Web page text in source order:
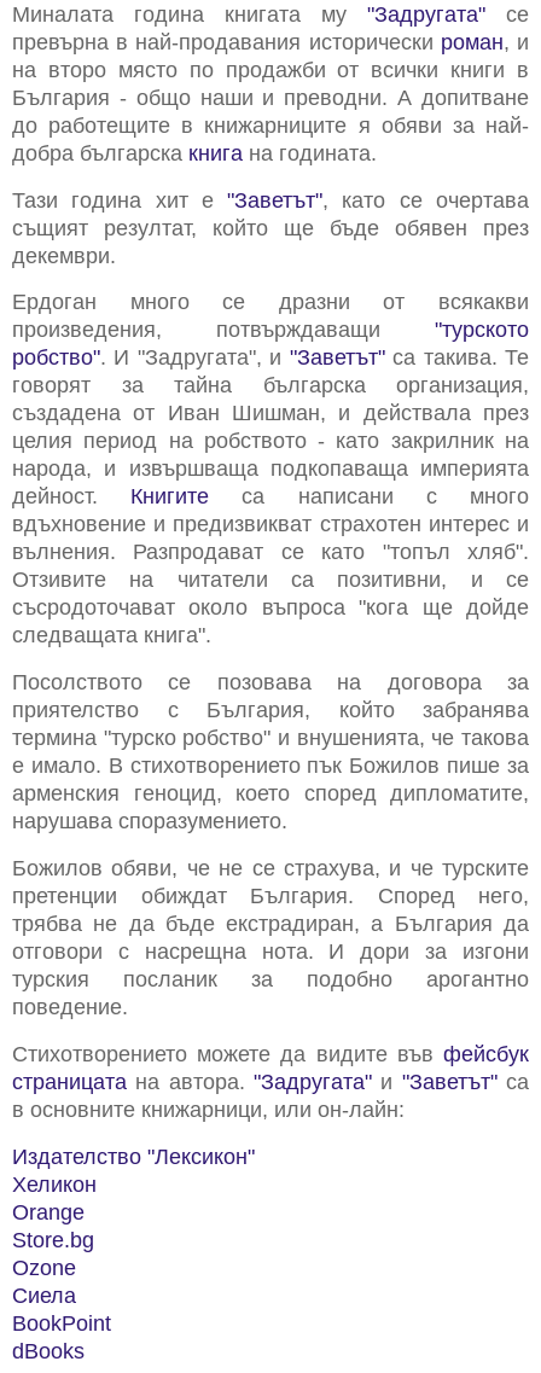
Миналата година книгата му "Задругата" се
превърна в най-продавания исторически роман, и
на второ място по продажби от всички книги в
България - общо наши и преводни. А допитване
до работещите в книжарниците я обяви за най-
добра българска книга на годината.
Тази година хит е"Заветът", като се очертава
същият резултат, който ще бъде обявен през
декември.
Ердоган много се дразни от всякакви
произведения, потвърждаващи "турското
робство". И "Задругата", и "Заветът"са такива. Те
говорят за тайна българска организация,
създадена от Иван Шишман, и действала през
целия период на робството - като закрилник на
народа, и извършваща подкопаваща империята
дейност. Книгите са написани с много
вдъхновение и предизвикват страхотен интерес и
вълнения. Разпродават се като "топъл хляб".
Отзивите на читатели са позитивни, и се
съсродоточават около въпроса "кога ще дойде
следващата книга".
Посолството се позовава на договора за
приятелство с България, който забранява
термина "турско робство" и внушенията, че такова
е имало. В стихотворението пък Божилов пише за
арменския геноцид, което според дипломатите,
нарушава споразумението.
Божилов обяви, че не се страхува, и че турските
претенции обиждат България. Според него,
трябва не да бъде екстрадиран, а България да
отговори с насрещна нота. И дори за изгони
турския посланик за подобно арогантно
поведение.
Стихотворението можете да видите във фейсбук
страницата на автора. "Задругата" и "Заветът"са
в основните книжарници, или он-лайн:
Издателство "Лексикон"
Хеликон
Orange
Store.bg
Ozone
Сиела
BookPoint
dBooks